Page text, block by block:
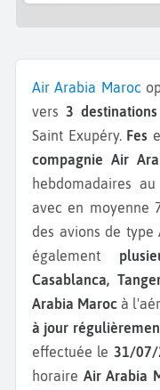
Air Arabia Maroc
vers 3 destinations
Saint Exupéry. Fes
compagnie Air
hebdomadaires
avec en moyenne
des avions de type
également
Casablanca,
Arabia Maroc à
à jour
effectuée le 31/07/
horaire Air Arabia